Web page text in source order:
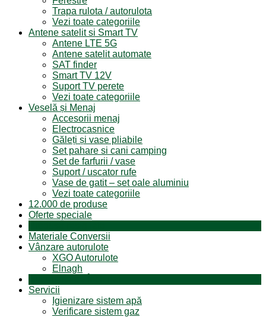
Trapa rulota / autorulota
Vezi toate categoriile
Antene satelit si Smart TV
Antene LTE 5G
Antene satelit automate
SAT finder
Smart TV 12V
Suport TV perete
Vezi toate categoriile
Veselă și Menaj
Accesorii menaj
Electrocasnice
Găleți și vase pliabile
Set pahare si cani camping
Set de farfurii / vase
Suport / uscator rufe
Vase de gatit – set oale aluminiu
Vezi toate categoriile
12.000 de produse
Oferte speciale
Materiale Conversii
Vânzare autorulote
XGO Autorulote
Elnagh
Servicii
Igienizare sistem apă
Verificare sistem gaz